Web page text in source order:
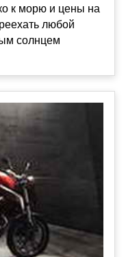
к морю и цены на
любой
солнцем